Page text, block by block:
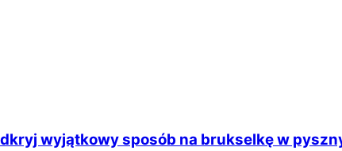
wyjątkowy sposób na brukselkę w